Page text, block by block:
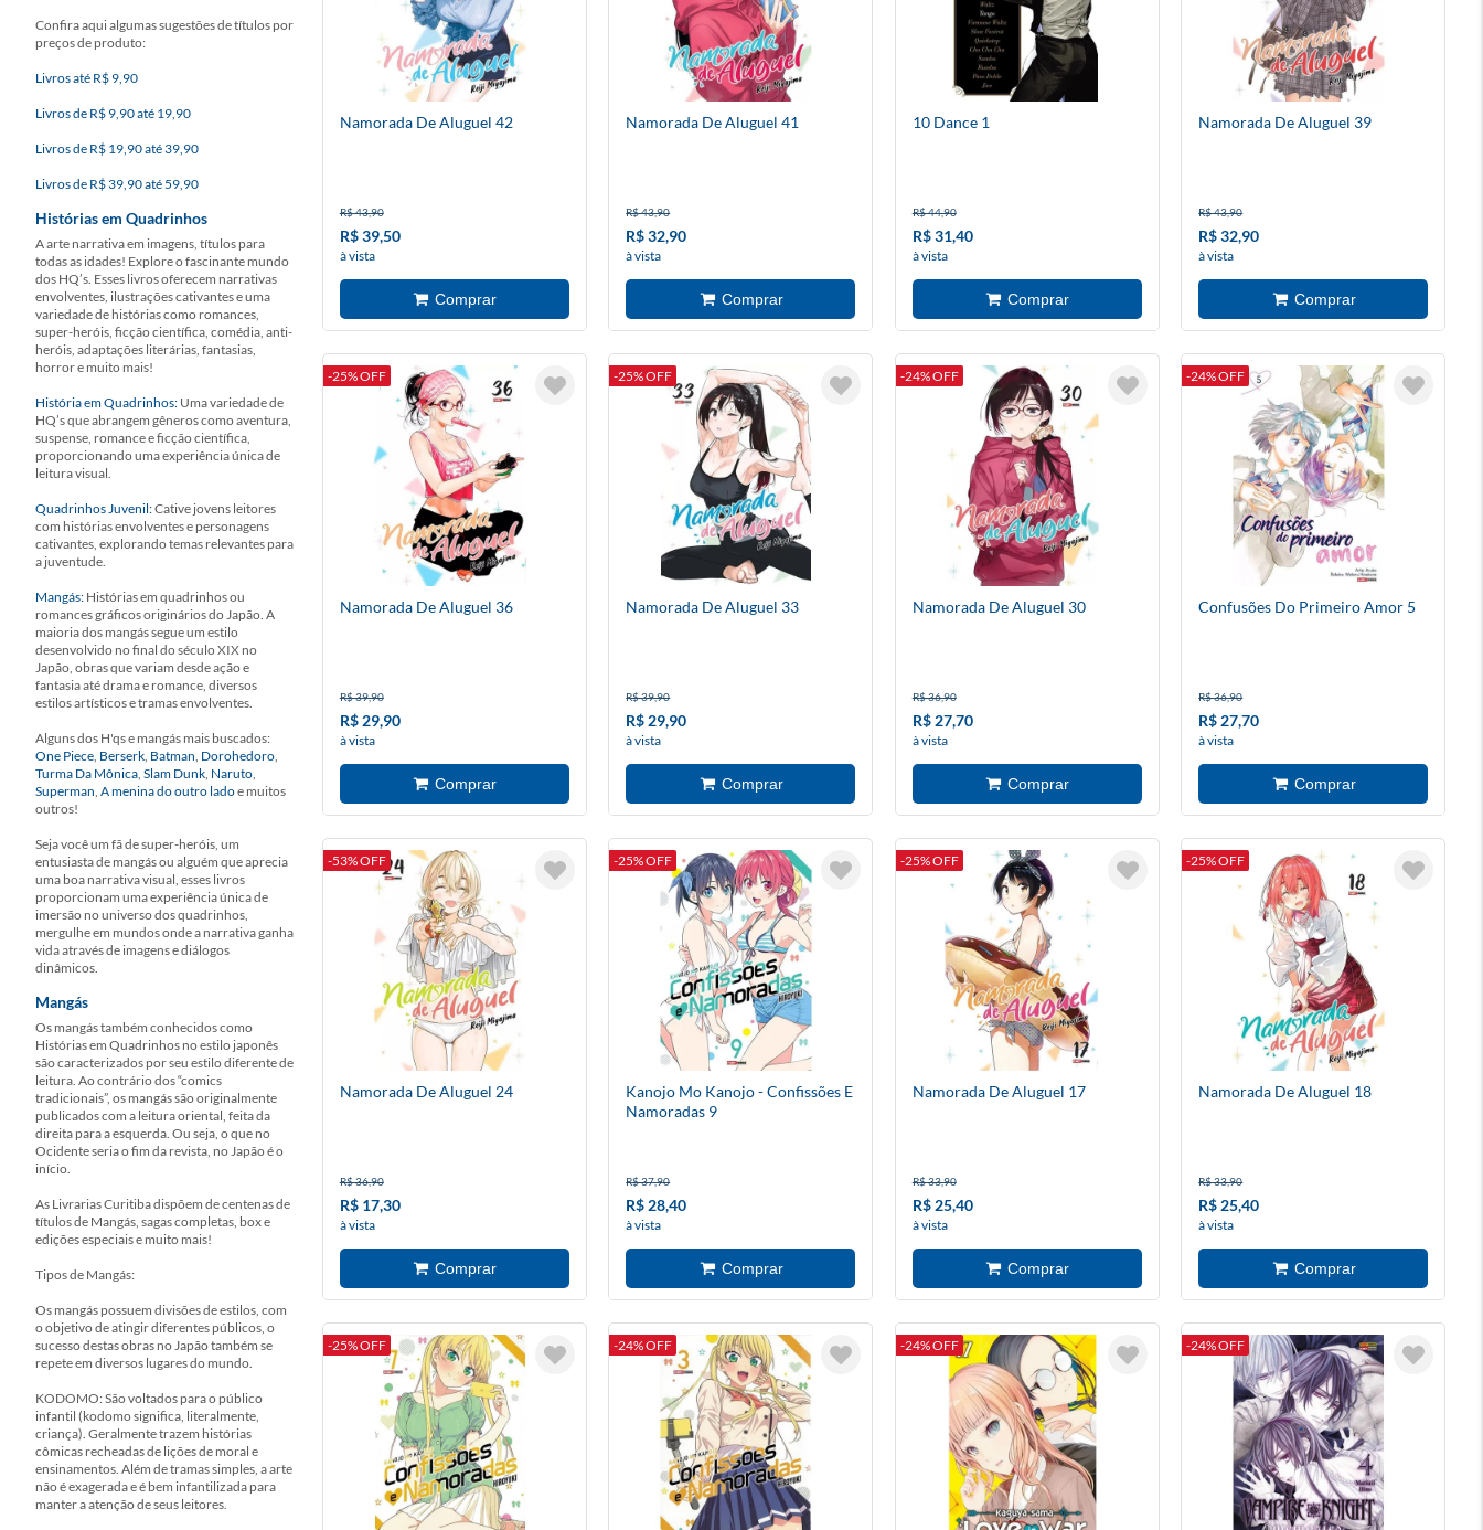
Confira aqui algumas sugestões de títulos por
preços de produto:
Livros até R$ 9,90
Livros de R$ 9,90 até 19,90
Livros de R$ 19,90 até 39,90
Livros de R$ 39,90 até 59,90
Histórias em Quadrinhos
A arte narrativa em imagens, títulos para
todas as idades! Explore o fascinante mundo
dos HQ’s. Esses livros oferecem narrativas
envolventes, ilustrações cativantes e uma
variedade de histórias como romances,
super-heróis, ficção científica, comédia, anti-
heróis, adaptações literárias, fantasias,
horror e muito mais!
História em Quadrinhos: Uma variedade de
HQ’s que abrangem gêneros como aventura,
suspense, romance e ficção científica,
proporcionando uma experiência única de
leitura visual.
Quadrinhos Juvenil:Cative jovens leitores
com histórias envolventes e personagens
cativantes, explorando temas relevantes para
a juventude.
Mangás: Histórias em quadrinhos ou
romances gráficos originários do Japão. A
maioria dos mangás segue um estilo
desenvolvido no final do século XIX no
Japão, obras que variam desde ação e
fantasia até drama e romance, diversos
estilos artísticos e tramas envolventes.
Alguns dos H'qs e mangás mais buscados:
One Piece, Berserk, Batman, Dorohedoro,
Turma Da Mônica, Slam Dunk, Naruto,
Superman, A menina do outro ladoe muitos
outros!
Seja você um fã de super-heróis, um
entusiasta de mangás ou alguém que aprecia
uma boa narrativa visual, esses livros
proporcionam uma experiência única de
imersão no universo dos quadrinhos,
mergulhe em mundos onde a narrativa ganha
vida através de imagens e diálogos
dinâmicos.
Mangás
Os mangás também conhecidos como
Histórias em Quadrinhos no estilo japonês
são caracterizados por seu estilo diferente de
leitura. Ao contrário dos “comics
tradicionais”, os mangás são originalmente
publicados com a leitura oriental, feita da
direita para a esquerda. Ou seja, o que no
Ocidente seria o fim da revista, no Japão é o
início.
As Livrarias Curitiba dispõem de centenas de
títulos de Mangás, sagas completas, box e
edições especiais e muito mais!
Tipos de Mangás:
Os mangás possuem divisões de estilos, com
o objetivo de atingir diferentes públicos, o
sucesso destas obras no Japão também se
repete em diversos lugares do mundo.
KODOMO: São voltados para o público
infantil (kodomo significa, literalmente,
criança). Geralmente trazem histórias
cômicas recheadas de lições de moral e
ensinamentos. Além de tramas simples, a arte
não é exagerada e é bem infantilizada para
manter a atenção de seus leitores.
Namorada De Aluguel 42
R$ 43,90
R$ 39,50
à vista
Namorada De Aluguel 41
R$ 43,90
R$ 32,90
à vista
10 Dance 1
R$ 44,90
R$ 31,40
à vista
Namorada De Aluguel 39
R$ 43,90
R$ 32,90
à vista
-25% OFF
Namorada De Aluguel 36
R$ 39,90
R$ 29,90
à vista
-25% OFF
Namorada De Aluguel 33
R$ 39,90
R$ 29,90
à vista
-24% OFF
Namorada De Aluguel 30
R$ 36,90
R$ 27,70
à vista
-24% OFF
Confusões Do Primeiro Amor 5
R$ 36,90
R$ 27,70
à vista
-53% OFF
Namorada De Aluguel 24
R$ 36,90
R$ 17,30
à vista
-25% OFF
Kanojo Mo Kanojo - Confissões E
Namoradas 9
R$ 37,90
R$ 28,40
à vista
-25% OFF
Namorada De Aluguel 17
R$ 33,90
R$ 25,40
à vista
-25% OFF
Namorada De Aluguel 18
R$ 33,90
R$ 25,40
à vista
-25% OFF -24% OFF -24% OFF -24% OFF